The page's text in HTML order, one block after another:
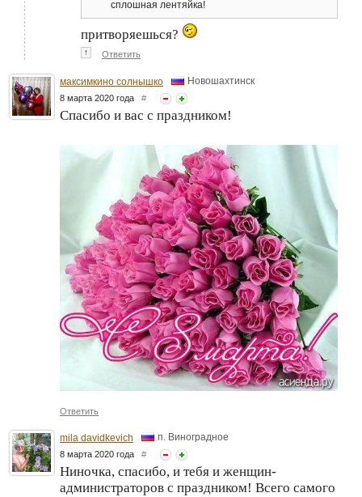
сплошная лентяйка!
притворяешься?
↑ Ответить
максимкино солнышко Новошахтинск
8 марта 2020 года #
Спасибо и вас с праздником!
Ответить
mila davidkevich п. Виноградное
8 марта 2020 года #
Ниночка, спасибо, и тебя и женщин-
администраторов с праздником! Всего самого